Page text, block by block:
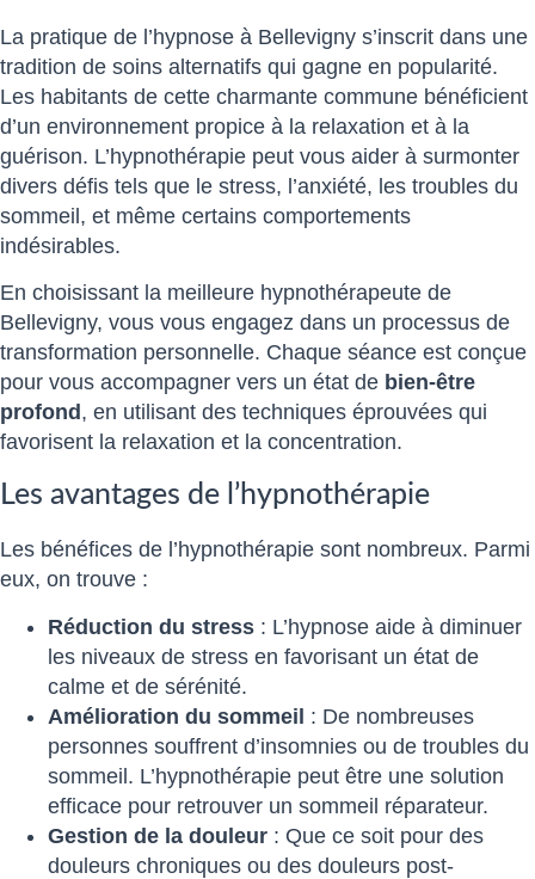
La pratique de l’hypnose à Bellevigny s’inscrit dans une
tradition de soins alternatifs qui gagne en popularité.
Les habitants de cette charmante commune bénéficient
d’un environnement propice à la relaxation et à la
guérison. L’hypnothérapie peut vous aider à surmonter
divers défis tels que le stress, l’anxiété, les troubles du
sommeil, et même certains comportements
indésirables.
En choisissant la meilleure hypnothérapeute de
Bellevigny, vous vous engagez dans un processus de
transformation personnelle. Chaque séance est conçue
pour vous accompagner vers un état de bien-être
profond, en utilisant des techniques éprouvées qui
favorisent la relaxation et la concentration.
Les avantages de l’hypnothérapie
Les bénéfices de l’hypnothérapie sont nombreux. Parmi
eux, on trouve :
Réduction du stress : L’hypnose aide à diminuer
les niveaux de stress en favorisant un état de
calme et de sérénité.
Amélioration du sommeil : De nombreuses
personnes souffrent d’insomnies ou de troubles du
sommeil. L’hypnothérapie peut être une solution
efficace pour retrouver un sommeil réparateur.
Gestion de la douleur : Que ce soit pour des
douleurs chroniques ou des douleurs post-